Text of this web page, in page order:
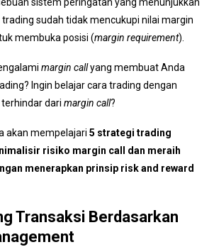
sistem peringatan yang menunjukkan
sudah tidak mencukupi nilai margin
membuka posisi (margin requirement).
margin callyang membuat Anda
Ingin belajar cara trading dengan
dari margin call?
akan mempelajari 5 strategi trading
risiko margin call dan meraih
menerapkan prinsip risk and reward
Transaksi Berdasarkan